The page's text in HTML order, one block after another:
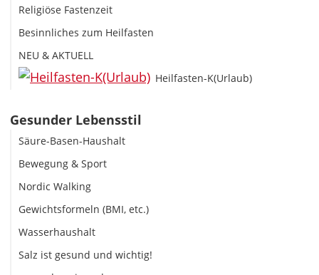
Religiöse Fastenzeit
Besinnliches zum Heilfasten
NEU & AKTUELL
Heilfasten-K(Urlaub)
Gesunder Lebensstil
Säure-Basen-Haushalt
Bewegung & Sport
Nordic Walking
Gewichtsformeln (BMI, etc.)
Wasserhaushalt
Salz ist gesund und wichtig!